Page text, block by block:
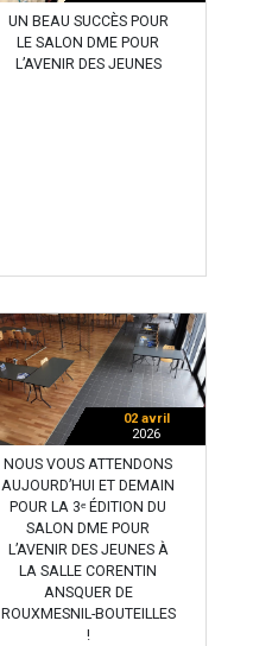
UN BEAU SUCCÈS POUR
LE SALON DME POUR
L’AVENIR DES JEUNES
02 avril
2026
NOUS VOUS ATTENDONS
AUJOURD’HUI ET DEMAIN
POUR LA 3ᵉ ÉDITION DU
SALON DME POUR
L’AVENIR DES JEUNES À
LA SALLE CORENTIN
ANSQUER DE
ROUXMESNIL-BOUTEILLES
!